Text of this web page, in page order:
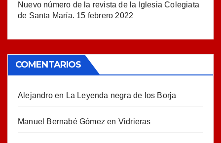
Nuevo número de la revista de la Iglesia Colegiata
de Santa María. 15 febrero 2022
COMENTARIOS
Alejandroen La Leyenda negra de los Borja
Manuel Bernabé Gómez en Vidrieras